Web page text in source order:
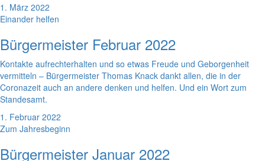
1. März 2022
Einander helfen
Bürgermeister Februar 2022
Kontakte aufrechterhalten und so etwas Freude und Geborgenheit
vermitteln – Bürgermeister Thomas Knack dankt allen, die in der
Coronazeit auch an andere denken und helfen. Und ein Wort zum
Standesamt.
1. Februar 2022
Zum Jahresbeginn
Bürgermeister Januar 2022